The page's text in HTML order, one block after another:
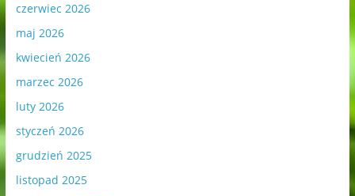
czerwiec 2026
maj 2026
kwiecień 2026
marzec 2026
luty 2026
styczeń 2026
grudzień 2025
listopad 2025